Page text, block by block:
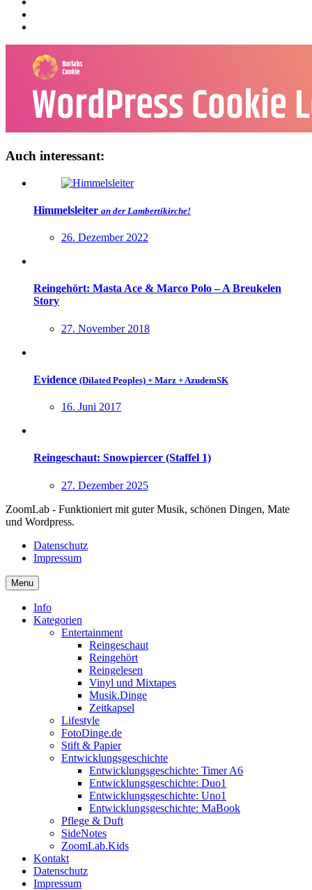
Auch interessant:
Himmelsleiter an der Lambertikirche!
26. Dezember 2022
Reingehört: Masta Ace & Marco Polo – A Breukelen
Story
27. November 2018
Evidence (Dilated Peoples) + Marz + AzudemSK
16. Juni 2017
Reingeschaut: Snowpiercer (Staffel 1)
27. Dezember 2025
ZoomLab - Funktioniert mit guter Musik, schönen Dingen, Mate
und Wordpress.
Datenschutz
Impressum
Menu
Info
Kategorien
Entertainment
Reingeschaut
Reingehört
Reingelesen
Vinyl und Mixtapes
Musik.Dinge
Zeitkapsel
Lifestyle
FotoDinge.de
Stift & Papier
Entwicklungsgeschichte
Entwicklungsgeschichte: Timer A6
Entwicklungsgeschichte: Duo1
Entwicklungsgeschichte: Uno1
Entwicklungsgeschichte: MaBook
Pflege & Duft
SideNotes
ZoomLab.Kids
Kontakt
Datenschutz
Impressum